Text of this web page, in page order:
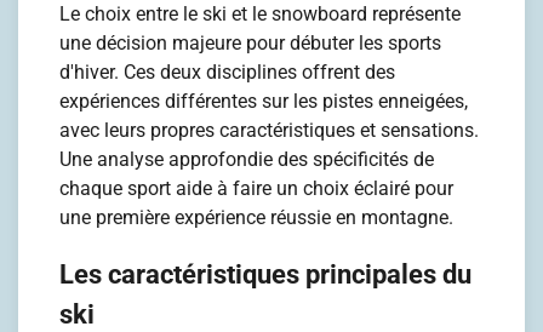
Le choix entre le ski et le snowboard représente
une décision majeure pour débuter les sports
d'hiver. Ces deux disciplines offrent des
expériences différentes sur les pistes enneigées,
avec leurs propres caractéristiques et sensations.
Une analyse approfondie des spécificités de
chaque sport aide à faire un choix éclairé pour
une première expérience réussie en montagne.
Les caractéristiques principales du
ski